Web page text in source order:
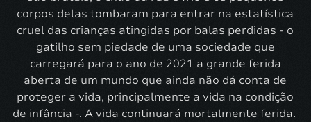
corpos delas tombaram para entrar na estatística
cruel das crianças atingidas por balas perdidas - o
gatilho sem piedade de uma sociedade que
carregará para o ano de 2021 a grande ferida
aberta de um mundo que ainda não dá conta de
proteger a vida, principalmente a vida na condição
de infância -. A vida continuará mortalmente ferida.